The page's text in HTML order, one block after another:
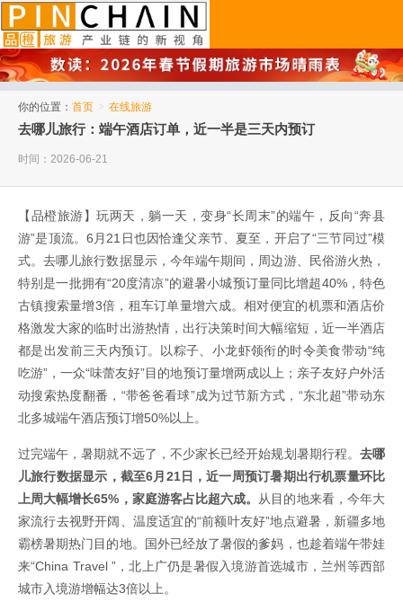
你的位置： 首页 > 在线旅游
去哪儿旅行：端午酒店订单，近一半是三天内预订
时间：2026-06-21
【品橙旅游】玩两天，躺一天，变身“长周末”的端午，反向“奔县
游”是顶流。6月21日也因恰逢父亲节、夏至，开启了“三节同过”模
式。去哪儿旅行数据显示，今年端午期间，周边游、民俗游火热，
特别是一批拥有“20度清凉”的避暑小城预订量同比增超40%，特色
古镇搜索量增3倍，租车订单量增六成。相对便宜的机票和酒店价
格激发大家的临时出游热情，出行决策时间大幅缩短，近一半酒店
都是出发前三天内预订。以粽子、小龙虾领衔的时令美食带动“纯
吃游”，一众“味蕾友好”目的地预订量增两成以上；亲子友好户外活
动搜索热度翻番，“带爸爸看球”成为过节新方式，“东北超”带动东
北多城端午酒店预订增50%以上。
过完端午，暑期就不远了，不少家长已经开始规划暑期行程。 去哪
儿旅行数据显示，截至6月21日，近一周预订暑期出行机票量环比
上周大幅增长65%，家庭游客占比超六成。 从目的地来看，今年大
家流行去视野开阔、温度适宜的“前额叶友好”地点避暑，新疆多地
霸榜暑期热门目的地。国外已经放了暑假的爹妈，也趁着端午带娃
来“China Travel ”，北上广仍是暑假入境游首选城市，兰州等西部
城市入境游增幅达3倍以上。